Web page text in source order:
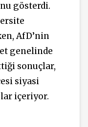
gösterdi.
AfD’nin
genelinde
sonuçlar,
siyasi
içeriyor.